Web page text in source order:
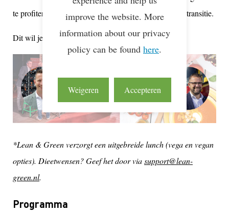
te profiteren van de lessen van de koplopers van deze transitie.
Dit wil je niet missen, meld je nu aan! Vol = Vol.
*Lean & Green verzorgt een uitgebreide lunch (vega en vegan
opties). Dieetwensen? Geef het door viasupport@lean-
green.nl.
Programma
improve the website. More
information about our privacy
policy can be found here.
Weigeren Accepteren